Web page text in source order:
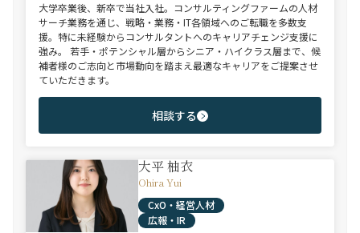
大学卒業後、新卒で当社入社。コンサルティングファームの人材
サーチ業務を通じ、戦略・業務・IT各領域へのご転職を多数支
援。特に未経験からコンサルタントへのキャリアチェンジ支援に
強み。 若手・ポテンシャル層からシニア・ハイクラス層まで、候
補者様のご志向と市場動向を踏まえ最適なキャリアをご提案させ
ていただきます。
相談する
大平 柚衣
Ohira Yui
CxO・経営人材
広報・IR